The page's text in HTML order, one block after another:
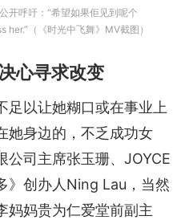
开呼吁：“希望如果佢见到呢个
（《时光中飞舞》MV截图）
心寻求改变
足以让她糊口或在事业上
她身边的，不乏成功女
公司主席张玉珊、JOYCE
》创办人Ning Lau，当然
妈妈贵为仁爱堂前副主